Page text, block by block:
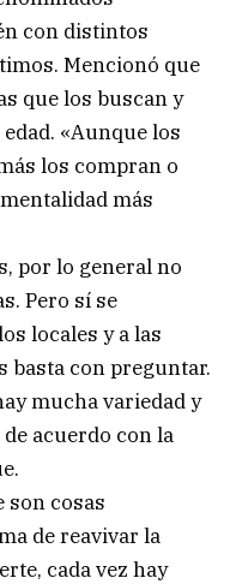
con distintos
Mencionó que
que los buscan y
«Aunque los
los compran o
más
por lo general no
Pero sí se
locales y a las
basta con preguntar.
mucha variedad y
acuerdo con la
son cosas
de reavivar la
cada vez hay